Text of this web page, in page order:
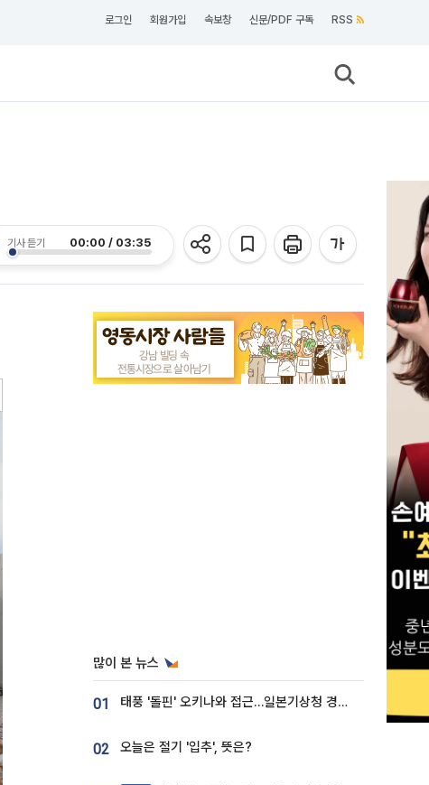
로그인 회원가입 속보창 신문/PDF 구독 RSS
기사 듣기 00:00 / 03:35
많이 본 뉴스
01 태풍 '돌핀' 오키나와 접근…일본기상청 경로 업데이트
02 오늘은 절기 '입추', 뜻은?